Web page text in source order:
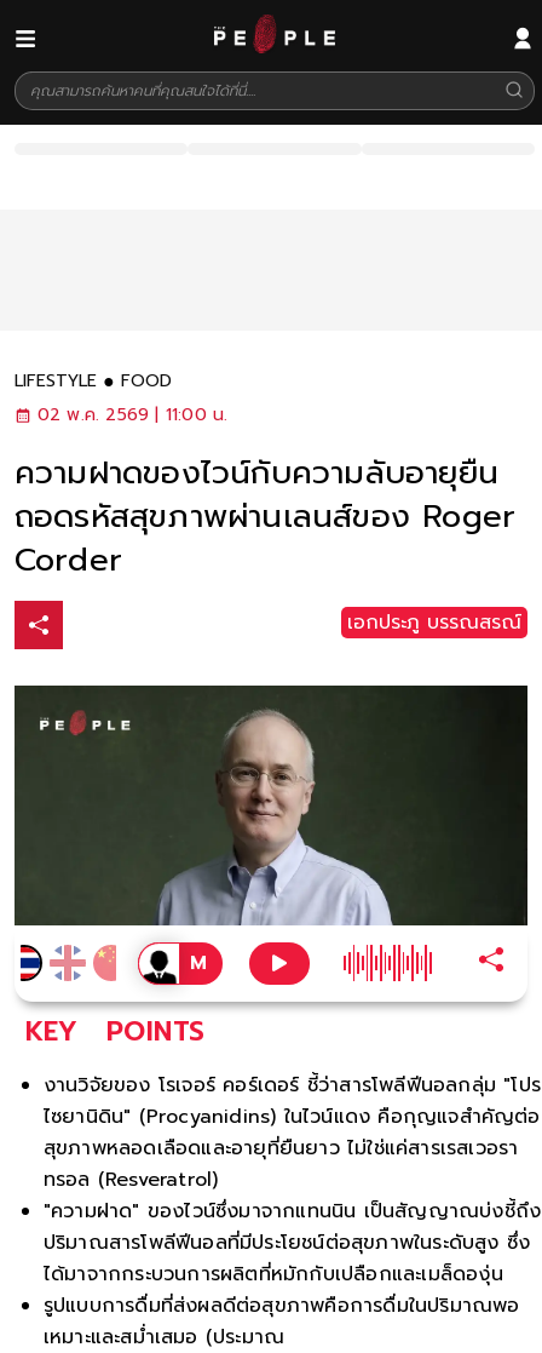
LIFESTYLE
FOOD
02 พ.ค. 2569 | 11:00 น.
ความฝาดของไวน์กับความลับอายุยืน
ถอดรหัสสุขภาพผ่านเลนส์ของ Roger
Corder
เอกประภู บรรณสรณ์
KEY POINTS
งานวิจัยของ โรเจอร์ คอร์เดอร์ ชี้ว่าสารโพลีฟีนอลกลุ่ม "โปร
ไซยานิดิน" (Procyanidins) ในไวน์แดง คือกุญแจสำคัญต่อ
สุขภาพหลอดเลือดและอายุที่ยืนยาว ไม่ใช่แค่สารเรสเวอรา
ทรอล (Resveratrol)
"ความฝาด" ของไวน์ซึ่งมาจากแทนนิน เป็นสัญญาณบ่งชี้ถึง
ปริมาณสารโพลีฟีนอลที่มีประโยชน์ต่อสุขภาพในระดับสูง ซึ่ง
ได้มาจากกระบวนการผลิตที่หมักกับเปลือกและเมล็ดองุ่น
รูปแบบการดื่มที่ส่งผลดีต่อสุขภาพคือการดื่มในปริมาณพอ
เหมาะและสม่ำเสมอ (ประมาณ 1-2 แก้วเล็กต่อวัน) ควบคู่ไ